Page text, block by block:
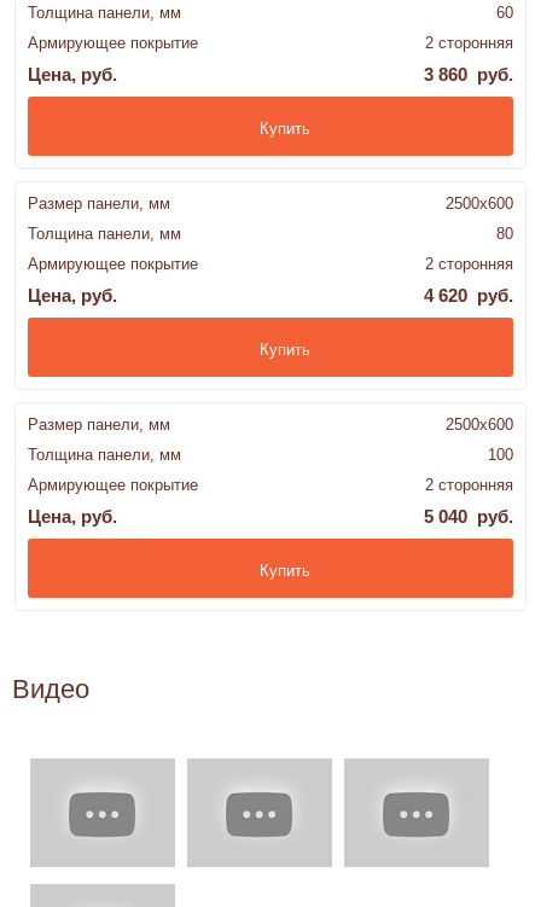
Толщина панели, мм
60
Армирующее покрытие
2 сторонняя
Цена, руб. 3 860 руб.
Купить
Размер панели, мм
2500x600
Толщина панели, мм
80
Армирующее покрытие
2 сторонняя
Цена, руб. 4 620 руб.
Купить
Размер панели, мм
2500x600
Толщина панели, мм
100
Армирующее покрытие
2 сторонняя
Цена, руб. 5 040 руб.
Купить
Видео